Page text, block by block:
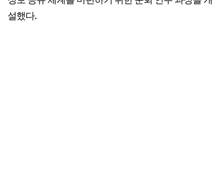
설했다.